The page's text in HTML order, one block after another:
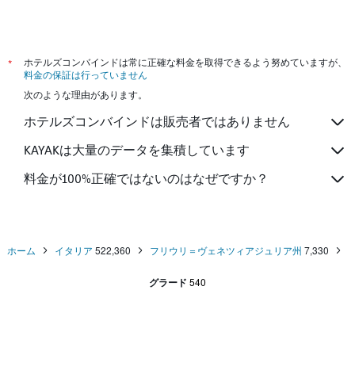
*
ホテルズコンバインドは常に正確な料金を取得できるよう努めていますが、
料金の保証は行っていません
次のような理由があります。
ホテルズコンバインドは販売者ではありません
KAYAKは大量のデータを集積しています
料金が100%正確ではないのはなぜですか？
ホーム イタリア 522,360 フリウリ＝ヴェネツィアジュリア州 7,330
グラード 540